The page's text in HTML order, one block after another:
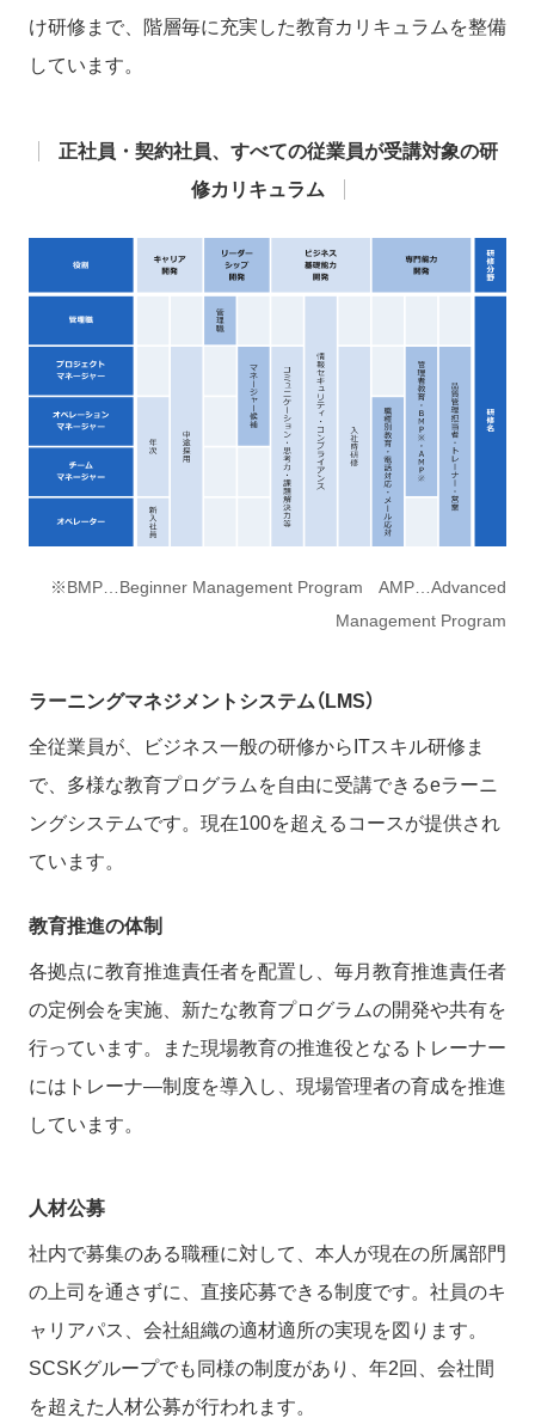
け研修まで、階層毎に充実した教育カリキュラムを整備
しています。
正社員・契約社員、すべての従業員が受講対象の研
修カリキュラム
BMP…Beginner Management Program AMP…Advanced
Management Program
ラーニングマネジメントシステム（LMS）
全従業員が、ビジネス一般の研修からITスキル研修ま
で、多様な教育プログラムを自由に受講できるeラーニ
ングシステムです。現在100を超えるコースが提供され
ています。
教育推進の体制
各拠点に教育推進責任者を配置し、毎月教育推進責任者
の定例会を実施、新たな教育プログラムの開発や共有を
行っています。また現場教育の推進役となるトレーナー
にはトレーナ―制度を導入し、現場管理者の育成を推進
しています。
人材公募
社内で募集のある職種に対して、本人が現在の所属部門
の上司を通さずに、直接応募できる制度です。社員のキ
ャリアパス、会社組織の適材適所の実現を図ります。
SCSKグループでも同様の制度があり、年2回、会社間
を超えた人材公募が行われます。